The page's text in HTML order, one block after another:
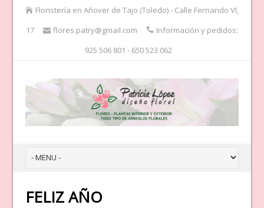
Floristería en Añover de Tajo (Toledo) - Calle Fernando VI,
17
flores.patry@gmail.com
Información y pedidos:
925 506 801 - 650 523 062
FELIZ AÑO